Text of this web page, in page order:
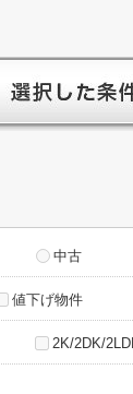
中古
値下げ物件
2K/2DK/